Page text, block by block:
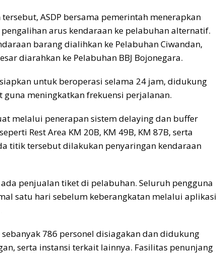
ASDP bersama pemerintah menerapkan
arus kendaraan ke pelabuhan alternatif.
barang dialihkan ke Pelabuhan Ciwandan,
diarahkan ke Pelabuhan BBJ Bojonegara.
untuk beroperasi selama 24 jam, didukung
meningkatkan frekuensi perjalanan.
melalui penerapan sistem delaying dan buffer
Rest Area KM 20B, KM 49B, KM 87B, serta
titik tersebut dilakukan penyaringan kendaraan
penjualan tiket di pelabuhan. Seluruh pengguna
satu hari sebelum keberangkatan melalui aplikasi
786 personel disiagakan dan didukung
serta instansi terkait lainnya. Fasilitas penunjang